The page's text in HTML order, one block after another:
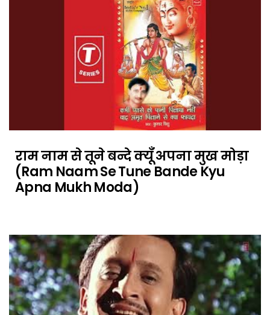
राम नाम से तूने बन्दे क्यूँ अपना मुख मोड़ा
(Ram Naam Se Tune Bande Kyu
Apna Mukh Moda)